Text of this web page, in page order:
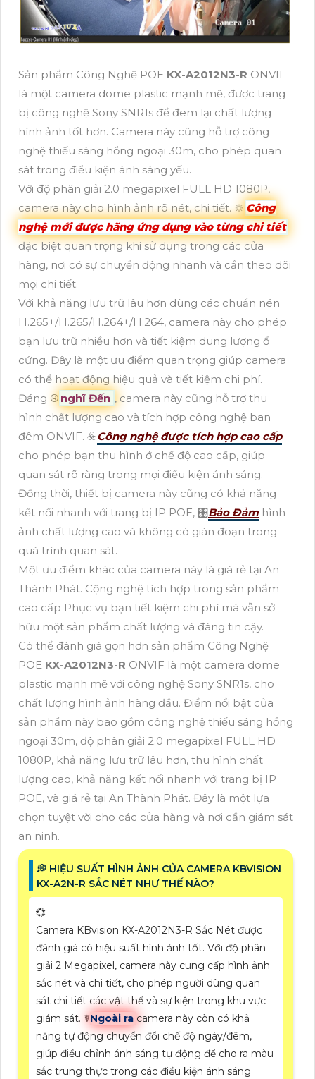
Sản phẩm Công Nghệ POE KX-A2012N3-R ONVIF
là một camera dome plastic mạnh mẽ, được trang
bị công nghệ Sony SNR1s để đem lại chất lượng
hình ảnh tốt hơn. Camera này cũng hỗ trợ công
nghệ thiếu sáng hồng ngoại 30m, cho phép quan
sát trong điều kiện ánh sáng yếu.
Với độ phân giải 2.0 megapixel FULL HD 1080P,
camera này cho hình ảnh rõ nét, chi tiết. 🔆Công
nghệ mới được hãng ứng dụng vào từng chi tiết
đặc biệt quan trọng khi sử dụng trong các cửa
hàng, nơi có sự chuyển động nhanh và cần theo dõi
mọi chi tiết.
Với khả năng lưu trữ lâu hơn dùng các chuẩn nén
H.265+/H.265/H.264+/H.264, camera này cho phép
bạn lưu trữ nhiều hơn và tiết kiệm dung lượng ổ
cứng. Đây là một ưu điểm quan trọng giúp camera
có thể hoạt động hiệu quả và tiết kiệm chi phí.
Đáng ®️ nghĩ Đến , camera này cũng hỗ trợ thu
hình chất lượng cao và tích hợp công nghệ ban
đêm ONVIF. ☣️Công nghệ được tích hợp cao cấp
cho phép bạn thu hình ở chế độ cao cấp, giúp
quan sát rõ ràng trong mọi điều kiện ánh sáng.
Đồng thời, thiết bị camera này cũng có khả năng
kết nối nhanh với trang bị IP POE, 🎛Bảo Đảm hình
ảnh chất lượng cao và không có gián đoạn trong
quá trình quan sát.
Một ưu điểm khác của camera này là giá rẻ tại An
Thành Phát. Cộng nghệ tích hợp trong sản phẩm
cao cấp Phục vụ bạn tiết kiệm chi phí mà vẫn sở
hữu một sản phẩm chất lượng và đáng tin cậy.
Có thể đánh giá gọn hơn sản phẩm Công Nghệ
POE KX-A2012N3-R ONVIF là một camera dome
plastic mạnh mẽ với công nghệ Sony SNR1s, cho
chất lượng hình ảnh hàng đầu. Điểm nổi bật của
sản phẩm này bao gồm công nghệ thiếu sáng hồng
ngoại 30m, độ phân giải 2.0 megapixel FULL HD
1080P, khả năng lưu trữ lâu hơn, thu hình chất
lượng cao, khả năng kết nối nhanh với trang bị IP
POE, và giá rẻ tại An Thành Phát. Đây là một lựa
chọn tuyệt vời cho các cửa hàng và nơi cần giám sát
an ninh.
️💭 HIỆU SUẤT HÌNH ẢNH CỦA CAMERA KBVISION
KX-A2N-R SẮC NÉT NHƯ THẾ NÀO?
💞
Camera KBvision KX-A2012N3-R Sắc Nét được
đánh giá có hiệu suất hình ảnh tốt. Với độ phân
giải 2 Megapixel, camera này cung cấp hình ảnh
sắc nét và chi tiết, cho phép người dùng quan
sát chi tiết các vật thể và sự kiện trong khu vực
giám sát. ☤Ngoài ra camera này còn có khả
năng tự động chuyển đổi chế độ ngày/đêm,
giúp điều chỉnh ánh sáng tự động để cho ra màu
sắc trung thực trong các điều kiện ánh sáng